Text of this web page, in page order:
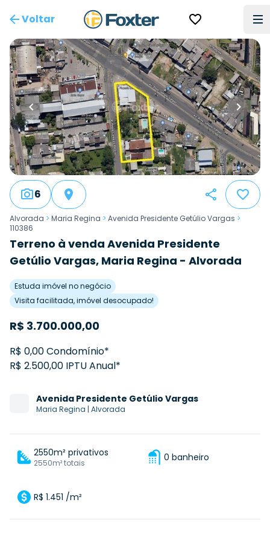
Voltar
6
Alvorada > Maria Regina > Avenida Presidente Getúlio Vargas >
110386
Terreno à venda Avenida Presidente
Getúlio Vargas, Maria Regina - Alvorada
Estuda imóvel no negócio
Visita facilitada, imóvel desocupado!
R$ 3.700.000,00
R$ 0,00 Condomínio*
R$ 2.500,00 IPTU Anual*
Avenida Presidente Getúlio Vargas
Maria Regina | Alvorada
2550m² privativos
2550m² totais 0 banheiro
R$ 1.451 /m²